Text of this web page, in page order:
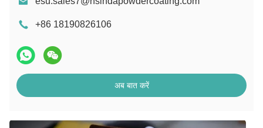
+86 18190826106
अब बात करें